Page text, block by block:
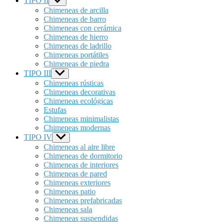
sub
menu
Chimeneas de arcilla
Chimeneas de barro
Chimeneas con cerámica
Chimeneas de hierro
Chimeneas de ladrillo
Chimeneas portátiles
Chimeneas de piedra
TIPO III Show
sub
menu
Chimeneas rústicas
Chimeneas decorativas
Chimeneas ecológicas
Estufas
Chimeneas minimalistas
Chimeneas modernas
TIPO IV Show
sub
menu
Chimeneas al aire libre
Chimeneas de dormitorio
Chimeneas de interiores
Chimeneas de pared
Chimeneas exteriores
Chimeneas patio
Chimeneas prefabricadas
Chimeneas sala
Chimeneas suspendidas